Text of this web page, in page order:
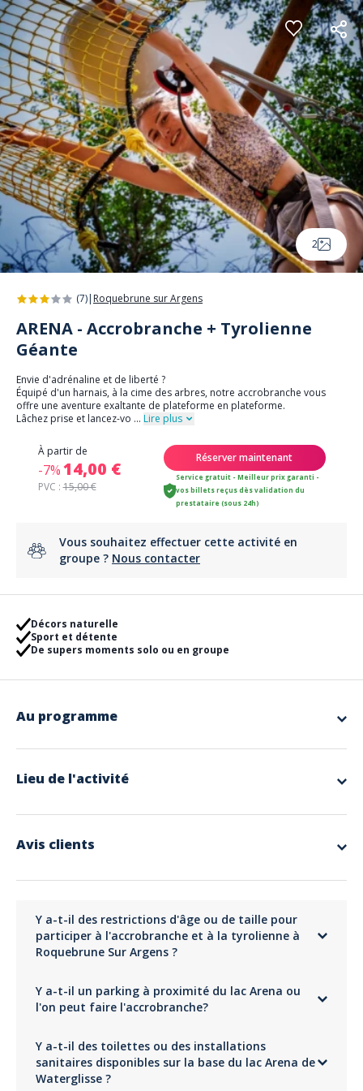
Panneau de gestion des cookies
2
(7)| Roquebrune sur Argens
ARENA - Accrobranche + Tyrolienne
Géante
Envie d'adrénaline et de liberté ?
Équipé d'un harnais, à la cime des arbres, notre accrobranche vous
offre une aventure exaltante de plateforme en plateforme.
Lâchez prise et lancez-vo ... Lire plus
À partir de
-7%14,00 €
PVC :15,00 €
Réserver maintenant
Service gratuit - Meilleur prix garanti -
vos billets reçus dès validation du
prestataire (sous 24h)
Vous souhaitez effectuer cette activité en
groupe ? Nous contacter
Décors naturelle
Sport et détente
De supers moments solo ou en groupe
Au programme
offre une aventure exaltante de plateforme en plateforme.
avec vue sur le lac.
Prix : 15€
Lieu de l'activité
Adresse
131 Chemin du Lac, Roquebrune-sur-Argens, France
Avis clients
3
Basé sur 7 Avis
4 étoiles 14%
3 étoiles
1 étoile
Y a-t-il des restrictions d'âge ou de taille pour
participer à l'accrobranche et à la tyrolienne à
Roquebrune Sur Argens ?
mesure au minimum 1m10 pour pouvoir faire de l'accrobranche.
Y a-t-il un parking à proximité du lac Arena ou
l'on peut faire l'accrobranche?
visite.Y a-t-il des toilettes ou des installations
sanitaires disponibles sur la base du lac Arena de
Waterglisse ?